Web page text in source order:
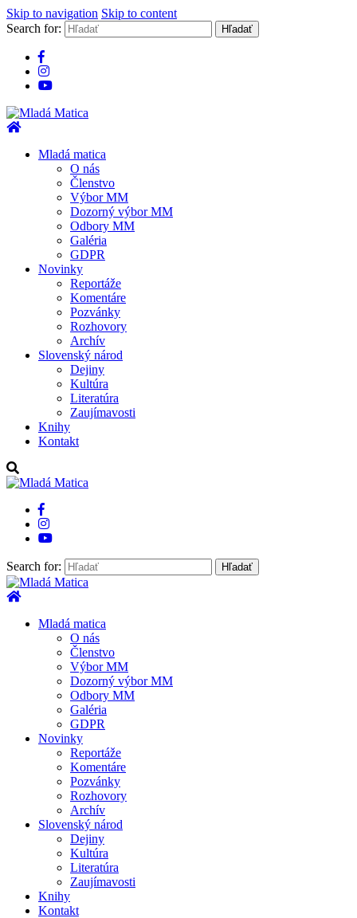
Skip to navigation Skip to content
Search for:
Mladá matica
O nás
Členstvo
Výbor MM
Dozorný výbor MM
Odbory MM
Galéria
GDPR
Novinky
Reportáže
Komentáre
Pozvánky
Rozhovory
Archív
Slovenský národ
Dejiny
Kultúra
Literatúra
Zaujímavosti
Knihy
Kontakt
Search for:
Mladá matica
O nás
Členstvo
Výbor MM
Dozorný výbor MM
Odbory MM
Galéria
GDPR
Novinky
Reportáže
Komentáre
Pozvánky
Rozhovory
Archív
Slovenský národ
Dejiny
Kultúra
Literatúra
Zaujímavosti
Knihy
Kontakt